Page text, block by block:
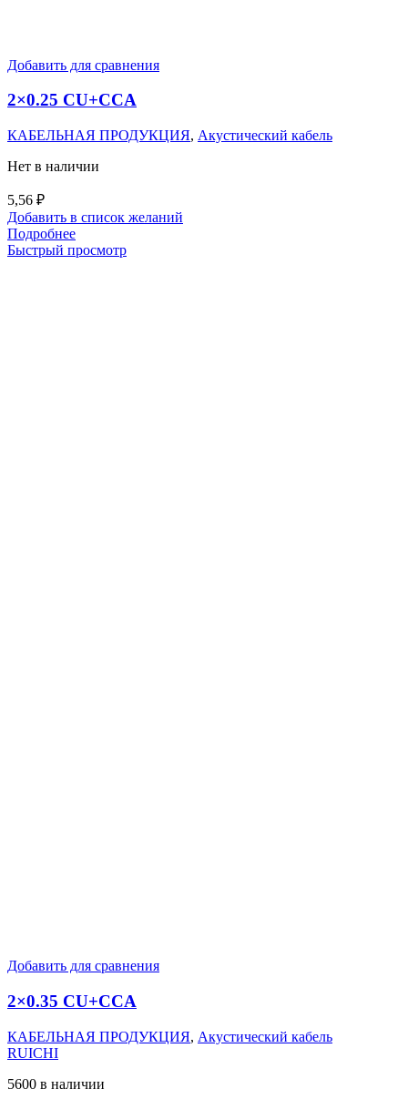
Добавить для сравнения
2×0.25 CU+CCA
КАБЕЛЬНАЯ ПРОДУКЦИЯ, Акустический кабель
Нет в наличии
5,56 ₽
Добавить в список желаний
Подробнее
Быстрый просмотр
Добавить для сравнения
2×0.35 CU+CCA
КАБЕЛЬНАЯ ПРОДУКЦИЯ, Акустический кабель
RUICHI
5600 в наличии